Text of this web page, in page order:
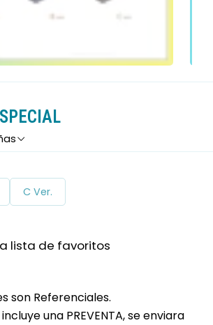
C Ver.
lista de favoritos
son Referenciales.
una PREVENTA, se enviara